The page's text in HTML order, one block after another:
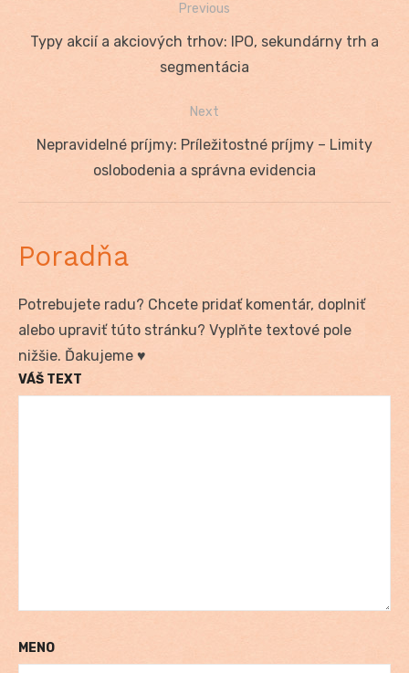
Navigácia
Previous
Previous
Typy akcií a akciových trhov: IPO, sekundárny trh a
segmentácia
Next
Next
Nepravidelné príjmy: Príležitostné príjmy – Limity
oslobodenia a správna evidencia
Poradňa
Potrebujete radu? Chcete pridať komentár, doplniť
alebo upraviť túto stránku? Vyplňte textové pole
nižšie. Ďakujeme ♥
VÁŠ TEXT
MENO